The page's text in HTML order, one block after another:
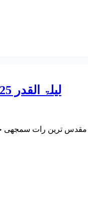
لیلۃ القدر 2025: برکت والی منفرد رات
میں مقدس ترین